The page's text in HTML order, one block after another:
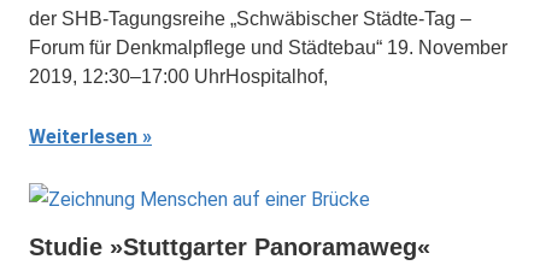
der SHB-Tagungsreihe „Schwäbischer Städte-Tag –
Forum für Denkmalpflege und Städtebau“ 19. November
2019, 12:30–17:00 UhrHospitalhof,
Weiterlesen
Studie »Stuttgarter Panoramaweg«